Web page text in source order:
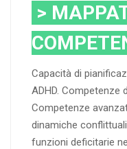
>
Capacità di
ADHD. Competenze
Competenze
dinamiche
funzioni deficitarie